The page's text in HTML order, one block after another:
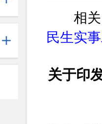
相
民生实
关于印